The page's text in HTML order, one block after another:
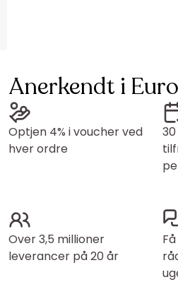
Anerkendt i
Optjen 4% i voucher ved
hver ordre
Over 3,5 millioner
leverancer på 20 år